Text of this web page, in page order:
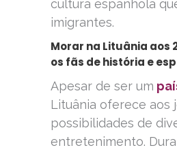
cultura espanhola
imigrantes.
Morar na Lituânia aos
os fãs de história e
Apesar de ser um
Lituânia oferece aos
possibilidades de
entretenimento.